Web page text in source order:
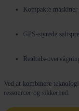
Kompakte
GPS-styrede
Realtids-
Ved at kombinere
ressourcer og sikkerhed.